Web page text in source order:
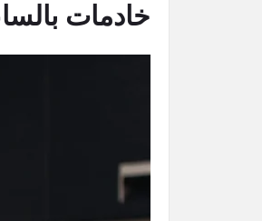
خادمات بالساعات